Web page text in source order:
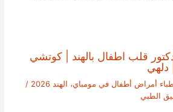
قلب اطفال بالهند | كوتشي
دلهي
أمراض أطفال في مومباي، الهند 2026
/
الطبي